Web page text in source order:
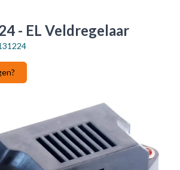
- EL Veldregelaar